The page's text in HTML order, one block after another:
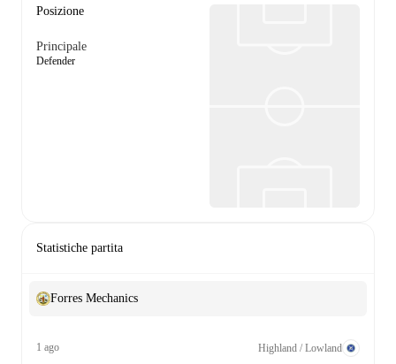
Posizione
Principale
Defender
Statistiche partita
Forres Mechanics
1 ago
Highland / Lowland